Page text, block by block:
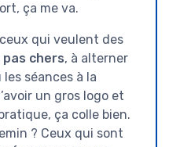
ça me va.
qui veulent des
pas chers, à alterner
séances à la
un gros logo et
ça colle bien.
? Ceux qui sont